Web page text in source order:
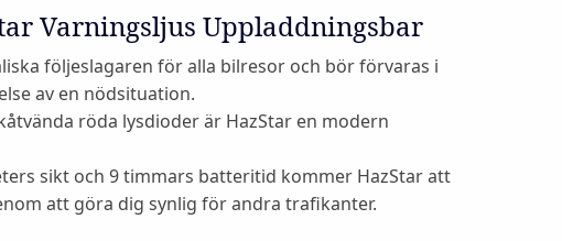
Varningsljus Uppladdningsbar
följeslagaren för alla bilresor och bör förvaras i
av en nödsituation.
röda lysdioder är HazStar en modern
sikt och 9 timmars batteritid kommer HazStar att
att göra dig synlig för andra trafikanter.